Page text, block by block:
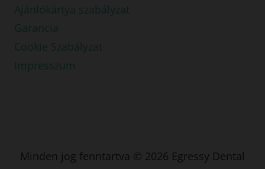
Ajánlókártya szabályzat
Garancia
Cookie Szabályzat
Impresszum
Minden jog fenntartva © 2026 Egressy Dental